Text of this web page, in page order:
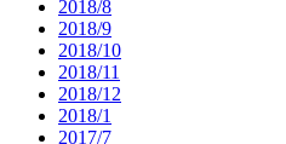
2018/8
2018/9
2018/10
2018/11
2018/12
2018/1
2017/7